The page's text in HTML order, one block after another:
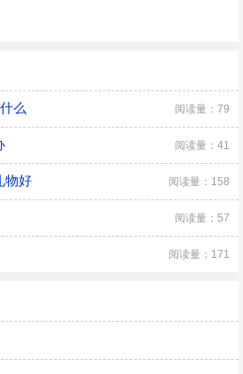
么 阅读量：79
阅读量：41
物好 阅读量：158
阅读量：57
阅读量：171